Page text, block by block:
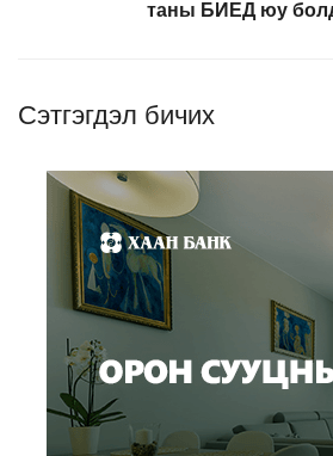
таны БИЕД юу
Сэтгэгдэл бичих